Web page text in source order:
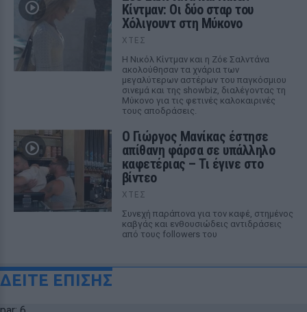
Κίντμαν: Οι δύο σταρ του
Χόλιγουντ στη Μύκονο
ΧΤΕΣ
Η Νικόλ Κίντμαν και η Ζόε Σαλντάνα
ακολούθησαν τα χνάρια των
μεγαλύτερων αστέρων του παγκόσμιου
σινεμά και της showbiz, διαλέγοντας τη
Μύκονο για τις φετινές καλοκαιρινές
τους αποδράσεις.
Ο Γιώργος Μανίκας έστησε
απίθανη φάρσα σε υπάλληλο
καφετέριας – Τι έγινε στο
βίντεο
ΧΤΕΣ
Συνεχή παράπονα για τον καφέ, στημένος
καβγάς και ενθουσιώδεις αντιδράσεις
από τους followers του
ΔΕΙΤΕ ΕΠΙΣΗΣ